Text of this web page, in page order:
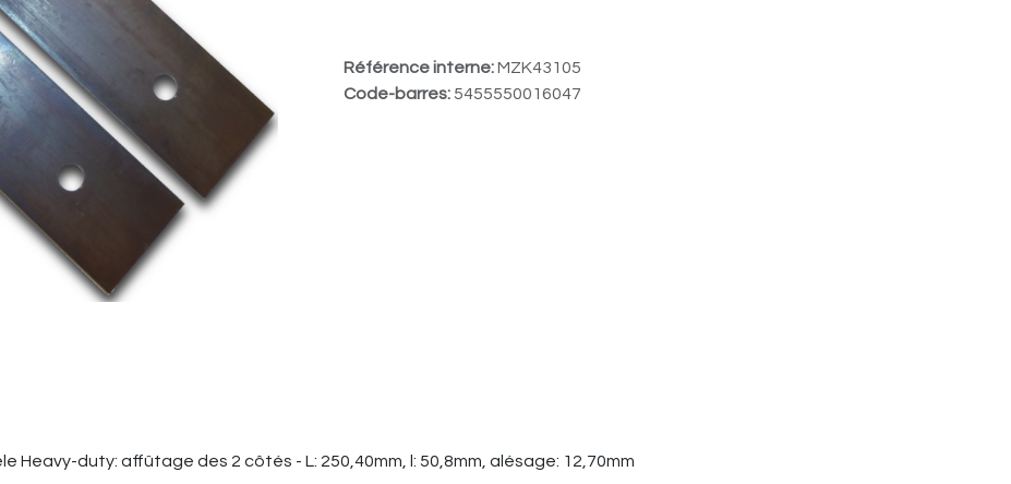
Référence interne:MZK43105
Code-barres:5455550016047
duty: affûtage des 2 côtés - L: 250,40mm, l: 50,8mm, alésage: 12,70mm